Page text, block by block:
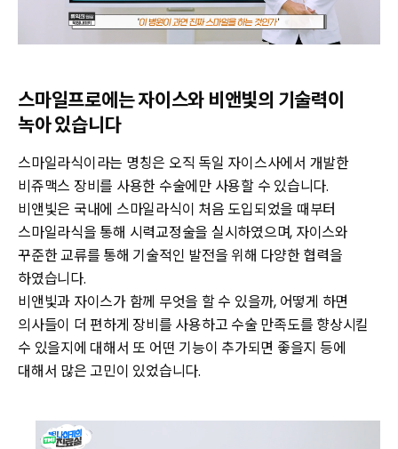
스마일프로에는 자이스와 비앤빛의 기술력이
녹아 있습니다
스마일라식이라는 명칭은 오직 독일 자이스사에서 개발한
비쥬맥스 장비를 사용한 수술에만 사용할 수 있습니다.
비앤빛은 국내에 스마일라식이 처음 도입되었을 때부터
스마일라식을 통해 시력교정술을 실시하였으며, 자이스와
꾸준한 교류를 통해 기술적인 발전을 위해 다양한 협력을
하였습니다.
비앤빛과 자이스가 함께 무엇을 할 수 있을까, 어떻게 하면
의사들이 더 편하게 장비를 사용하고 수술 만족도를 향상시킬
수 있을지에 대해서 또 어떤 기능이 추가되면 좋을지 등에
대해서 많은 고민이 있었습니다.